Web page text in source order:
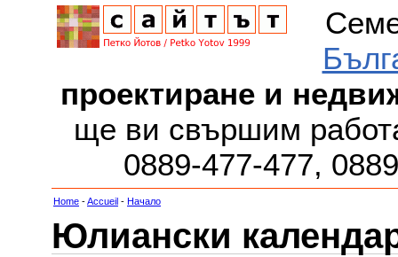
проектиране и
ще ви свършим
0889-477-477,
Home -Accueil - Начало
Юлиански